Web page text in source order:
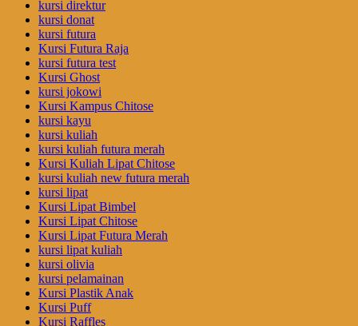
kursi direktur
kursi donat
kursi futura
Kursi Futura Raja
kursi futura test
Kursi Ghost
kursi jokowi
Kursi Kampus Chitose
kursi kayu
kursi kuliah
kursi kuliah futura merah
Kursi Kuliah Lipat Chitose
kursi kuliah new futura merah
kursi lipat
Kursi Lipat Bimbel
Kursi Lipat Chitose
Kursi Lipat Futura Merah
kursi lipat kuliah
kursi olivia
kursi pelamainan
Kursi Plastik Anak
Kursi Puff
Kursi Raffles